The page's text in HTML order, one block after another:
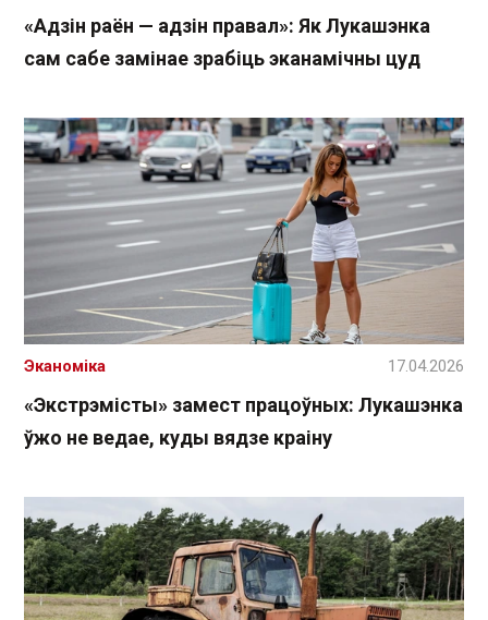
«Адзін раён — адзін правал»: Як Лукашэнка
сам сабе замінае зрабіць эканамічны цуд
«Экстрэмісты» замест працоўных: Лукашэнка
ўжо не ведае, куды вядзе краіну
Эканоміка 17.04.2026